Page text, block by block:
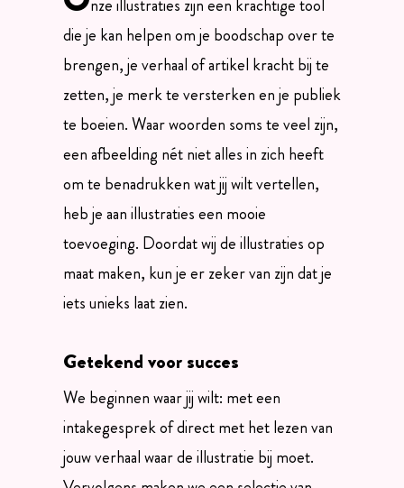
nze illustraties zijn een krachtige tool
die je kan helpen om je boodschap over te
brengen, je verhaal of artikel kracht bij te
zetten, je merk te versterken en je publiek
te boeien. Waar woorden soms te veel zijn,
een afbeelding nét niet alles in zich heeft
om te benadrukken wat jij wilt vertellen,
heb je aan illustraties een mooie
toevoeging. Doordat wij de illustraties op
maat maken, kun je er zeker van zijn dat je
iets unieks laat zien.
Getekend voor succes
We beginnen waar jij wilt: met een
intakegesprek of direct met het lezen van
jouw verhaal waar de illustratie bij moet.